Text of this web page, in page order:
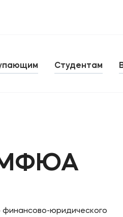
Студентам
МФЮА
финансово-юридического